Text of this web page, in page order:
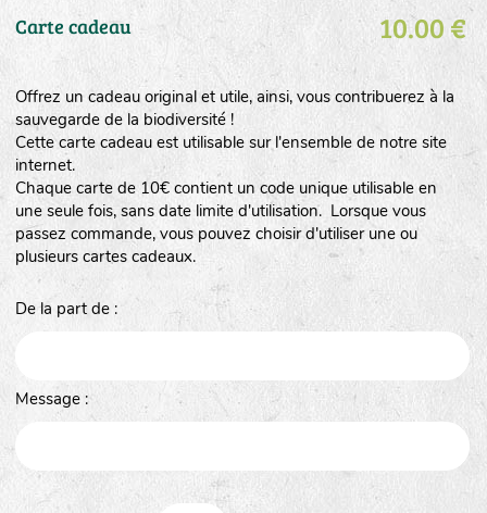
Carte cadeau 10.00 €
Offrez un cadeau original et utile, ainsi, vous contribuerez à la
sauvegarde de la biodiversité !
Cette carte cadeau est utilisable sur l'ensemble de notre site
internet.
Chaque carte de 10€ contient un code unique utilisable en
une seule fois, sans date limite d'utilisation. Lorsque vous
passez commande, vous pouvez choisir d'utiliser une ou
plusieurs cartes cadeaux.
De la part de :
Message :